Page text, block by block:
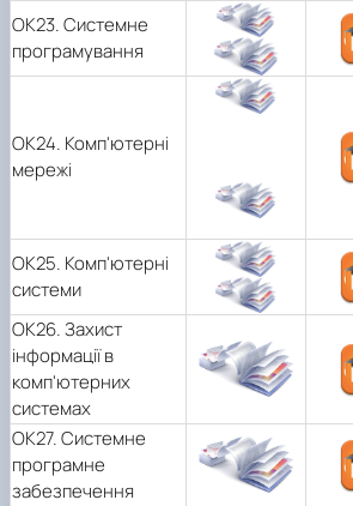
ОК23. Системне
програмування
ОК24. Комп'ютерні
мережі
ОК25. Комп'ютерні
системи
ОК26. Захист
інформації в
комп'ютерних
системах
ОК27. Системне
програмне
забезпечення